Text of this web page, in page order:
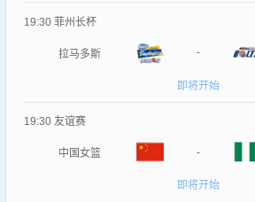
19:30 菲州长杯
拉马多斯 -
即将开始
19:30 友谊赛
中国女篮 -
即将开始